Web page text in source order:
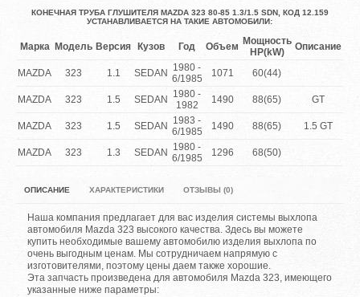
КОНЕЧНАЯ ТРУБА ГЛУШИТЕЛЯ MAZDA 323 80-85 1.3/1.5 SDN, КОД 12.159
УСТАНАВЛИВАЕТСЯ НА ТАКИЕ АВТОМОБИЛИ:
Марка Модель Версия Кузов Год Объем Мощность
HP(kW)
Описание
MAZDA 323 1.1 SEDAN
1980 -
6/1985
1071 60(44)
MAZDA 323 1.5 SEDAN
1980 -
1982
1490 88(65) GT
MAZDA 323 1.5 SEDAN
1983 -
6/1985
1490 88(65) 1.5 GT
MAZDA 323 1.3 SEDAN
1980 -
6/1985
1296 68(50)
ОПИСАНИЕ ХАРАКТЕРИСТИКИ ОТЗЫВЫ (0)
Наша компания предлагает для вас изделия системы выхлопа
автомобиля Mazda 323 высокого качества. Здесь вы можете
купить необходимые вашему автомобилю изделия выхлопа по
очень выгодным ценам. Мы сотрудничаем напрямую с
изготовителями, поэтому цены даем также хорошие.
Эта запчасть произведена для автомобиля Mazda 323, имеющего
указанные ниже параметры: